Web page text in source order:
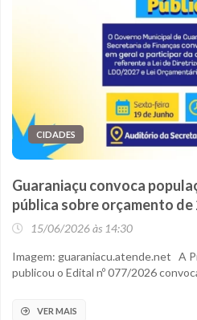
CIDADES
Guaraniaçu convoca
pública sobre orçamento de
15/06/2026 às 14:30
Imagem: guaraniacu.atende.net A
publicou o Edital nº 077/2026
VER MAIS